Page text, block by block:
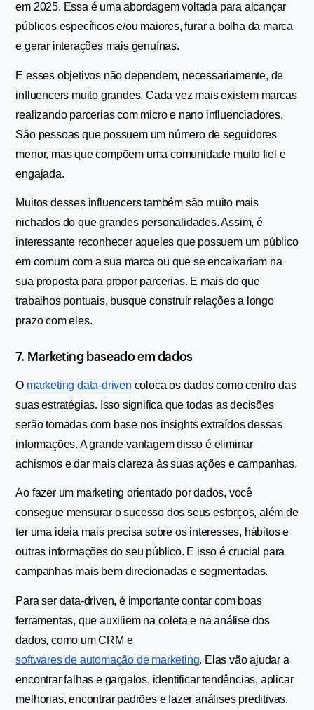
em 2025. Essa é uma abordagem voltada para alcançar
públicos específicos e/ou maiores, furar a bolha da marca
e gerar interações mais genuínas.
E esses objetivos não dependem, necessariamente, de
influencers muito grandes. Cada vez mais existem marcas
realizando parcerias com micro e nano influenciadores.
São pessoas que possuem um número de seguidores
menor, mas que compõem uma comunidade muito fiel e
engajada.
Muitos desses influencers também são muito mais
nichados do que grandes personalidades. Assim, é
interessante reconhecer aqueles que possuem um público
em comum com a sua marca ou que se encaixariam na
sua proposta para propor parcerias. E mais do que
trabalhos pontuais, busque construir relações a longo
prazo com eles.
7. Marketing baseado em dados
O marketing data-driven coloca os dados como centro das
suas estratégias. Isso significa que todas as decisões
serão tomadas com base nos insights extraídos dessas
informações. A grande vantagem disso é eliminar
achismos e dar mais clareza às suas ações e campanhas.
Ao fazer um marketing orientado por dados, você
consegue mensurar o sucesso dos seus esforços, além de
ter uma ideia mais precisa sobre os interesses, hábitos e
outras informações do seu público. E isso é crucial para
campanhas mais bem direcionadas e segmentadas.
Para ser data-driven, é importante contar com boas
ferramentas, que auxiliem na coleta e na análise dos
dados, como um CRM e
softwares de automação de marketing. Elas vão ajudar a
encontrar falhas e gargalos, identificar tendências, aplicar
melhorias, encontrar padrões e fazer análises preditivas.